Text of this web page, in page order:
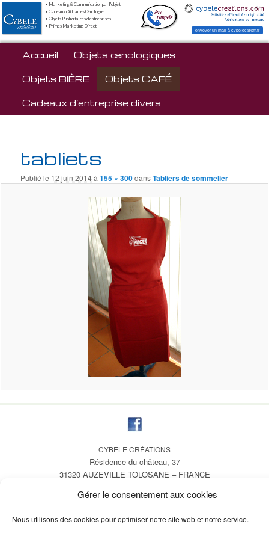
Gérer le consentement aux cookies
Nous utilisons des cookies pour optimiser notre site web et notre service.
envoyer un mail à cybelec@sfr.fr
• Marketing & Communication par l'objet
• Cadeaux d'Affaires Œnologie
• Objets Publicitaires d'entreprises
• Primes Marketing Direct
Aller au contenu principal
Accueil Objets œnologiques
Objets BIÈRE Objets CAFÉ
Cadeaux d’entreprise divers
tabliets
Publié le 12 juin 2014à155 × 300dansTabliers de sommelier
CYBÈLE CRÉATIONS
Résidence du château, 37
31320 AUZEVILLE TOLOSANE – FRANCE